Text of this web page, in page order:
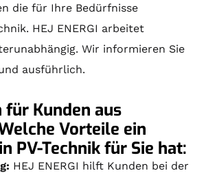
die für Ihre Bedürfnisse
HEJ ENERGI arbeitet
Wir informieren Sie
ausführlich.
Kunden aus
Vorteile ein
PV-Technik für Sie hat:
HEJ ENERGI hilft Kunden bei der